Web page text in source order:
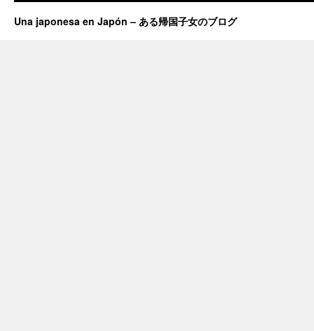
Una japonesa en Japón – ある帰国子女のブログ